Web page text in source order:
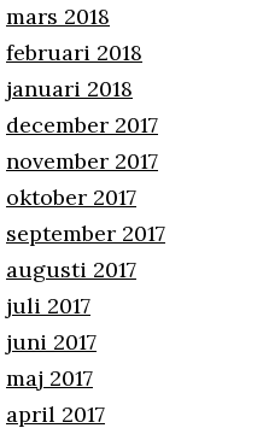
mars 2018
februari 2018
januari 2018
december 2017
november 2017
oktober 2017
september 2017
augusti 2017
juli 2017
juni 2017
maj 2017
april 2017